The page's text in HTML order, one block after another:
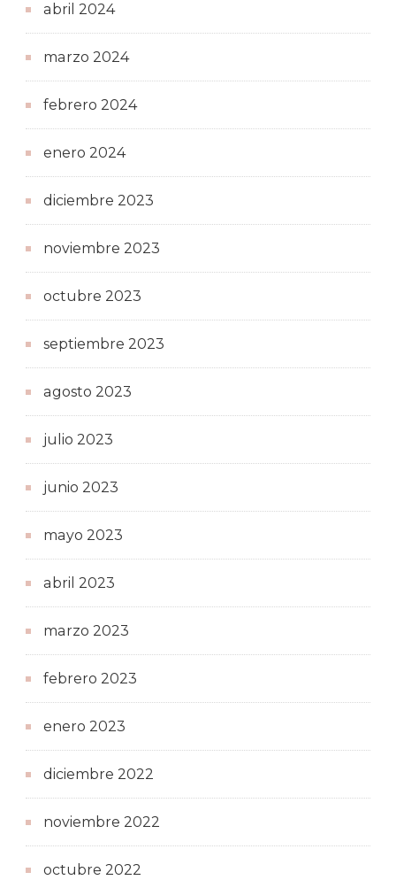
abril 2024
marzo 2024
febrero 2024
enero 2024
diciembre 2023
noviembre 2023
octubre 2023
septiembre 2023
agosto 2023
julio 2023
junio 2023
mayo 2023
abril 2023
marzo 2023
febrero 2023
enero 2023
diciembre 2022
noviembre 2022
octubre 2022